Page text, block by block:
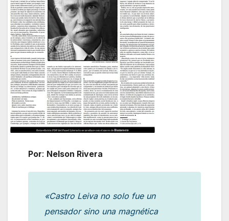
Por: Nelson Rivera
«Castro Leiva no solo fue un
pensador sino una magnética